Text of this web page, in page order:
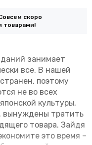
скоро
товарами!
занимает
все. В нашей
поэтому
не во всех
культуры,
вынуждены тратить
товара. Зайдя
это время –